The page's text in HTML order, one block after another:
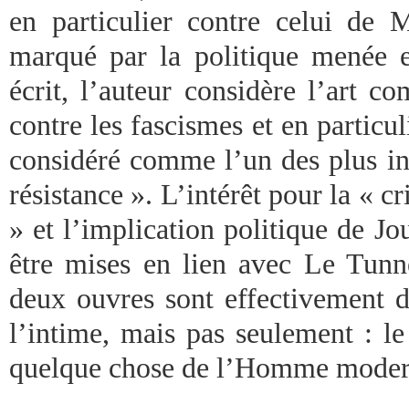
en particulier contre celui de
marqué par la politique
écrit, l’auteur considère l’art
contre les fascismes et en
considéré comme l’un des plus
résistance ». L’intérêt pour la «
» et l’implication politique de
être mises en lien avec Le
deux ouvres sont effectivement
l’intime, mais pas seulement :
quelque chose de l’Homme